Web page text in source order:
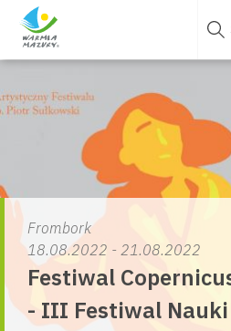
Skip
Frombork
18.08.2022 - 21.08.2022
Festiwal
- III Festiwal